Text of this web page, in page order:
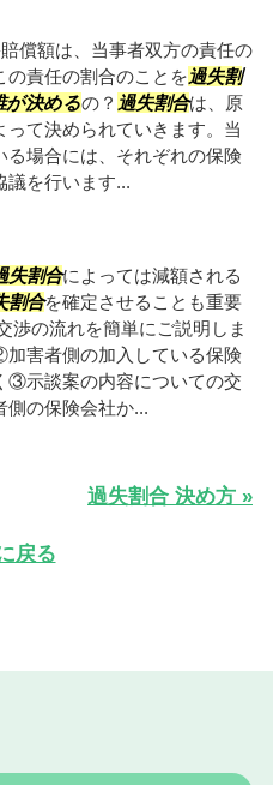
償額は、当事者双方の責任の
の責任の割合のことを過失割
が決めるの？ 過失割合は、原
て決められていきます。当
場合には、それぞれの保険
議を行います...
失割合によっては減額される
割合を確定させることも重要
渉の流れを簡単にご説明しま
害者側の加入している保険
③示談案の内容についての交
の保険会社か...
過失割合 決め方 »
戻る